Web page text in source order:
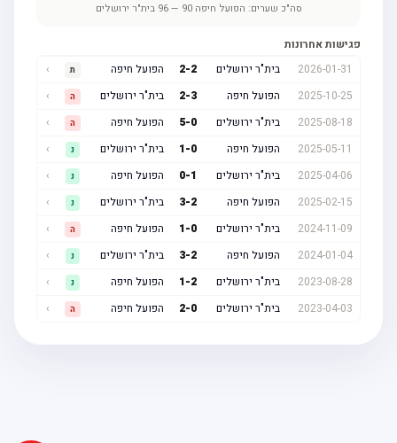
סה"כ שערים:הפועל חיפה90
—
96 בית"ר ירושלים
פגישות אחרונות
2026-01-31
בית"ר ירושלים 2 הפועל חיפה
2025-10-25
הפועל חיפה 2 בית"ר ירושלים
2025-08-18
בית"ר ירושלים 5 הפועל חיפה
2025-05-11
הפועל חיפה 1 בית"ר ירושלים
2025-04-06
בית"ר ירושלים 0 הפועל חיפה
2025-02-15
הפועל חיפה 3 בית"ר ירושלים
2024-11-09
בית"ר ירושלים 1 הפועל חיפה
2024-01-04
הפועל חיפה 3 בית"ר ירושלים
2023-08-28
בית"ר ירושלים 1 הפועל חיפה
2023-04-03
בית"ר ירושלים 2 הפועל חיפה